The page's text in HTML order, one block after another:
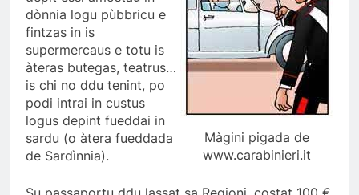
Màgini pigada de
www.carabinieri.it
dònnia logu pùbbricu e
fintzas in is
supermercaus e totu is
àteras butegas, teatrus…
is chi no ddu tenint, po
podi intrai in custus
logus depint fueddai in
sardu (o àtera fueddada
de Sardìnnia).